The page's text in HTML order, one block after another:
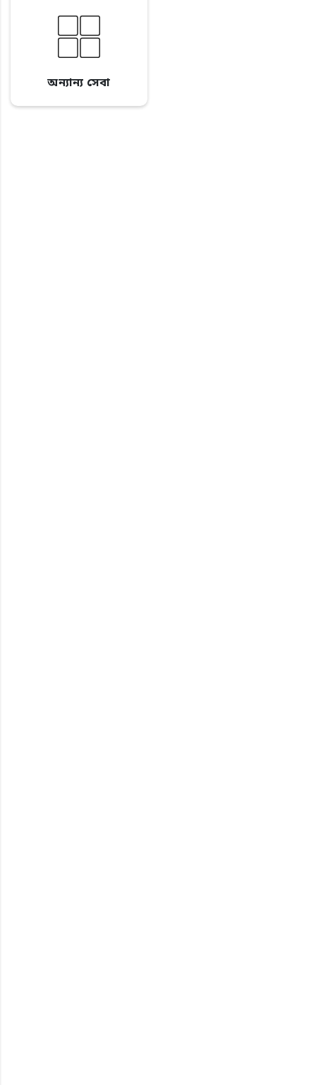
অন্যান্য সেবা